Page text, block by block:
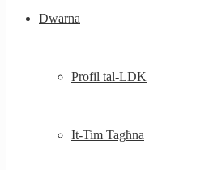
Dwarna
Profil tal-LDK
It-Tim Tagħna